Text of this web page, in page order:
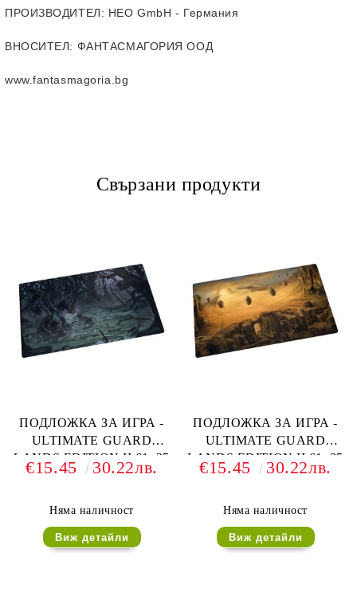
ПРОИЗВОДИТЕЛ: HEO GmbH - Германия
ВНОСИТЕЛ: ФАНТАСМАГОРИЯ ООД
www.fantasmagoria.bg
Свързани продукти
ПОДЛОЖКА ЗА ИГРА -
ULTIMATE GUARD
LANDS EDITION II 61x35
см. - SWAMP
€15.45 30.22лв.
Няма наличност
Виж детайли
ПОДЛОЖКА ЗА ИГРА -
ULTIMATE GUARD
LANDS EDITION II 61x35
см. - PLAINS
€15.45 30.22лв.
Няма наличност
Виж детайли